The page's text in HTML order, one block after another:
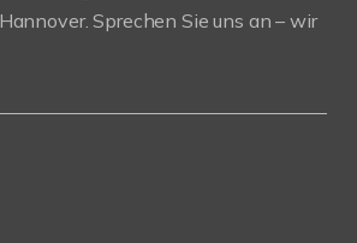
Sprechen Sie uns an – wir